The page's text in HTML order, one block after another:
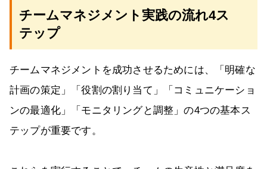
チームマネジメント実践の流れ4ス
テップ
チームマネジメントを成功させるためには、「明確な
計画の策定」「役割の割り当て」「コミュニケーショ
ンの最適化」「モニタリングと調整」の4つの基本ス
テップが重要です。